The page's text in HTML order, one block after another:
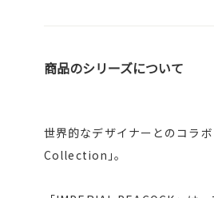
商品のシリーズについて
世界的なデザイナーとのコラ
Collection｣。